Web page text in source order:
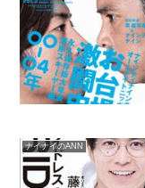
ナイナイのANN